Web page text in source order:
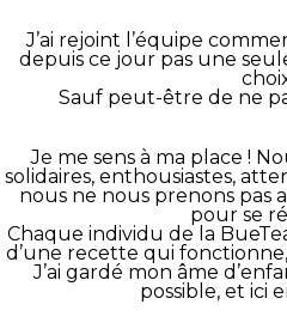
J’ai rejoint l’équipe
depuis ce jour pas une
Sauf peut-être de ne
Je me sens à ma place !
solidaires, enthousiastes,
nous ne nous prenons pas
pour se
Chaque individu de la
d’une recette qui fonctionne,
J’ai gardé mon âme
possible, et ici